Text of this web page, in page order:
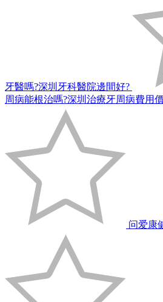
牙醫嗎?深圳牙科醫院邊間好?
周病能根治嗎?深圳治療牙周病費用
问爱康